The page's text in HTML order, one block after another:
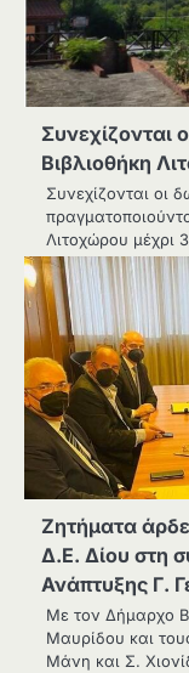
Συνεχίζονται
Βιβλιοθήκη
Συνεχίζονται οι
Λιτοχώρου μέχρι
Ζητήματα
Δ.Ε. Δίου στη
Ανάπτυξης Γ.
Με τον Δήμαρχο Β.
Μαυρίδου και
Μάνη και Σ.